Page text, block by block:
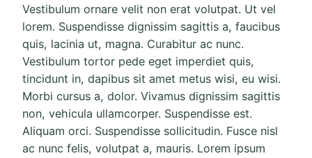
Vestibulum ornare velit non erat volutpat. Ut vel
lorem. Suspendisse dignissim sagittis a, faucibus
quis, lacinia ut, magna. Curabitur ac nunc.
Vestibulum tortor pede eget imperdiet quis,
tincidunt in, dapibus sit amet metus wisi, eu wisi.
Morbi cursus a, dolor. Vivamus dignissim sagittis
non, vehicula ullamcorper. Suspendisse est.
Aliquam orci. Suspendisse sollicitudin. Fusce nisl
ac nunc felis, volutpat a, mauris. Lorem ipsum